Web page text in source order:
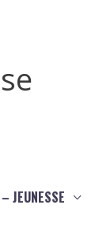
JEUNESSE